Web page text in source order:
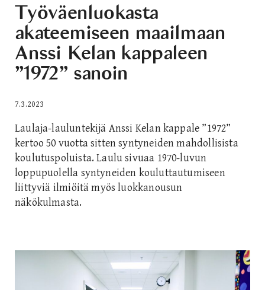
Työväenluokasta
akateemiseen maailmaan
Anssi Kelan kappaleen
”1972” sanoin
7.3.2023
Laulaja-lauluntekijä Anssi Kelan kappale ”1972”
kertoo 50 vuotta sitten syntyneiden mahdollisista
koulutuspoluista. Laulu sivuaa 1970-luvun
loppupuolella syntyneiden kouluttautumiseen
liittyviä ilmiöitä myös luokkanousun
näkökulmasta.